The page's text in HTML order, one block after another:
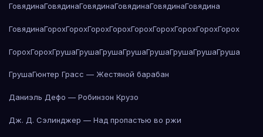
ГовядинаГовядинаГовядинаГовядинаГовядинаГовядина
ГовядинаГорохГорохГорохГорохГорохГорохГорохГорохГорох
ГорохГорохГрушаГрушаГрушаГрушаГрушаГрушаГрушаГруша
ГрушаГюнтер Грасс — Жестяной барабан
Даниэль Дефо — Робинзон Крузо
Дж. Д. Сэлинджер — Над пропастью во ржи